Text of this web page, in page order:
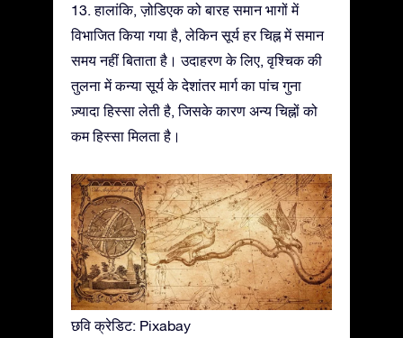
13. हालांकि, ज़ोडिएक को बारह समान भागों में
विभाजित किया गया है, लेकिन सूर्य हर चिह्न में समान
समय नहीं बिताता है। उदाहरण के लिए, वृश्चिक की
तुलना में कन्या सूर्य के देशांतर मार्ग का पांच गुना
ज़्यादा हिस्सा लेती है, जिसके कारण अन्य चिह्नों को
कम हिस्सा मिलता है।
छवि क्रेडिट: Pixabay